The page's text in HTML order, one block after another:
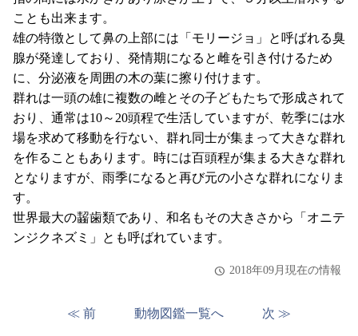
ことも出来ます。
雄の特徴として鼻の上部には「モリージョ」と呼ばれる臭
腺が発達しており、発情期になると雌を引き付けるため
に、分泌液を周囲の木の葉に擦り付けます。
群れは一頭の雄に複数の雌とその子どもたちで形成されて
おり、通常は10～20頭程で生活していますが、乾季には水
場を求めて移動を行ない、群れ同士が集まって大きな群れ
を作ることもあります。時には百頭程が集まる大きな群れ
となりますが、雨季になると再び元の小さな群れになりま
す。
世界最大の齧歯類であり、和名もその大きさから「オニテ
ンジクネズミ」とも呼ばれています。
2018年09月現在の情報
≪ 前 動物図鑑一覧へ 次 ≫